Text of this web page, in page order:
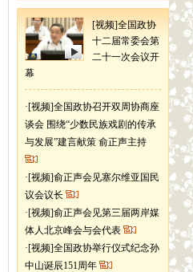
[视频]全国政协
十二届常委会第
二十一次会议开
幕
·[视频]全国政协召开双周协商座
谈会 围绕“少数民族戏剧的传承
与发展”建言献策 俞正声主持
·[视频]俞正声会见塞尔维亚国民
议会议长
·[视频]俞正声会见第三届两岸媒
体人北京峰会与会代表
·[视频]全国政协举行仪式纪念孙
中山诞辰151周年